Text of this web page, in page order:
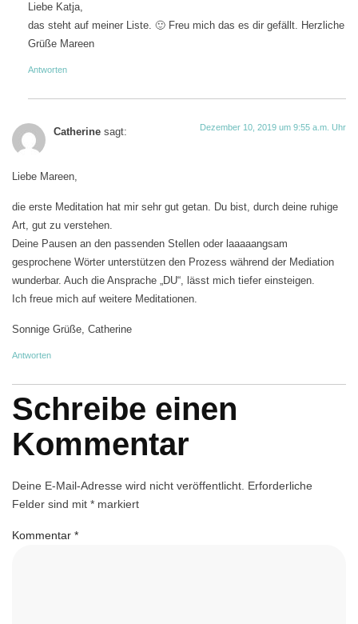
Liebe Katja,
das steht auf meiner Liste. 🙂 Freu mich das es dir gefällt. Herzliche
Grüße Mareen
Antworten
Catherine sagt: Dezember 10, 2019 um 9:55 a.m. Uhr
Liebe Mareen,
die erste Meditation hat mir sehr gut getan. Du bist, durch deine ruhige
Art, gut zu verstehen.
Deine Pausen an den passenden Stellen oder laaaaangsam
gesprochene Wörter unterstützen den Prozess während der Mediation
wunderbar. Auch die Ansprache „DU“, lässt mich tiefer einsteigen.
Ich freue mich auf weitere Meditationen.
Sonnige Grüße, Catherine
Antworten
Schreibe einen
Kommentar
Deine E-Mail-Adresse wird nicht veröffentlicht. Erforderliche
Felder sind mit * markiert
Kommentar *